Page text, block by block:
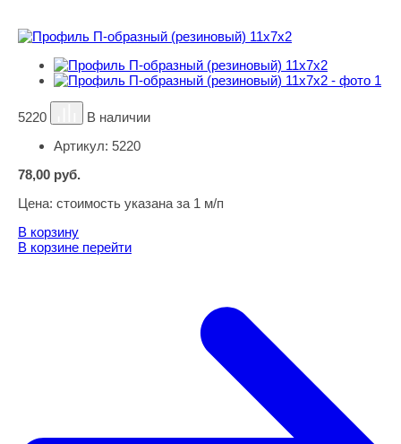
5220
В наличии
Артикул: 5220
78,00 руб.
Цена: стоимость указана за 1 м/п
В корзину
В корзине перейти